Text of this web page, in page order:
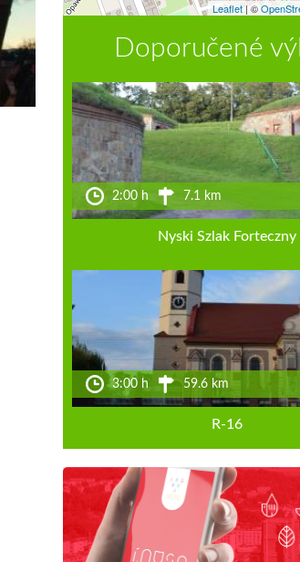
Leaflet |©
Doporučené
2:00 h 7.1 km
Nyski Szlak Forteczny
3:00 h 59.6 km
R-16